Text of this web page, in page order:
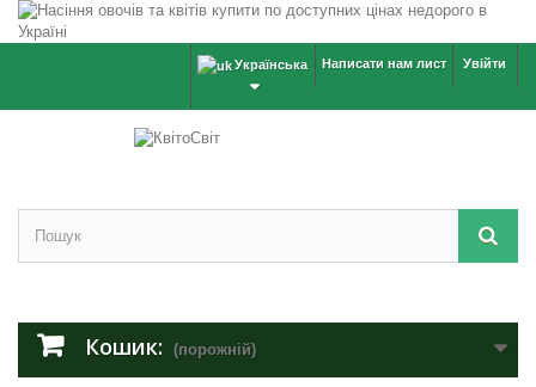
Увійти
Написати нам лист
Українська
Кошик: (порожній)